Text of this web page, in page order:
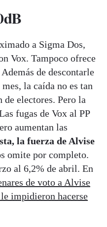
a Sigma Dos,
Vox. Tampoco ofrece
de descontarle
la caída no es tan
de electores. Pero la
fugas de Vox al PP
aumentan las
la fuerza de Alvise
omite por completo.
al 6,2% de abril. En
de voto a Alvise
impidieron hacerse